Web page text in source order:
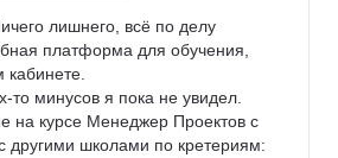
лишнего, всё по делу
платформа для обучения,
кабинете.
то минусов я пока не увидел.
на курсе Менеджер Проектов с
другими школами по кретериям: